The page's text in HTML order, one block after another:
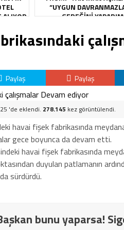
ALIYOR
“UYGUN
GEREĞINI
Paylaş Paylaş
'de eklendi. 278.145 kez görüntülendi.
havai fişek fabrikasında
gece boyunca da devam etti.
havai fişek fabrikasında
duyulan patlamanın
sürdürdü.
bunu yaparsa!